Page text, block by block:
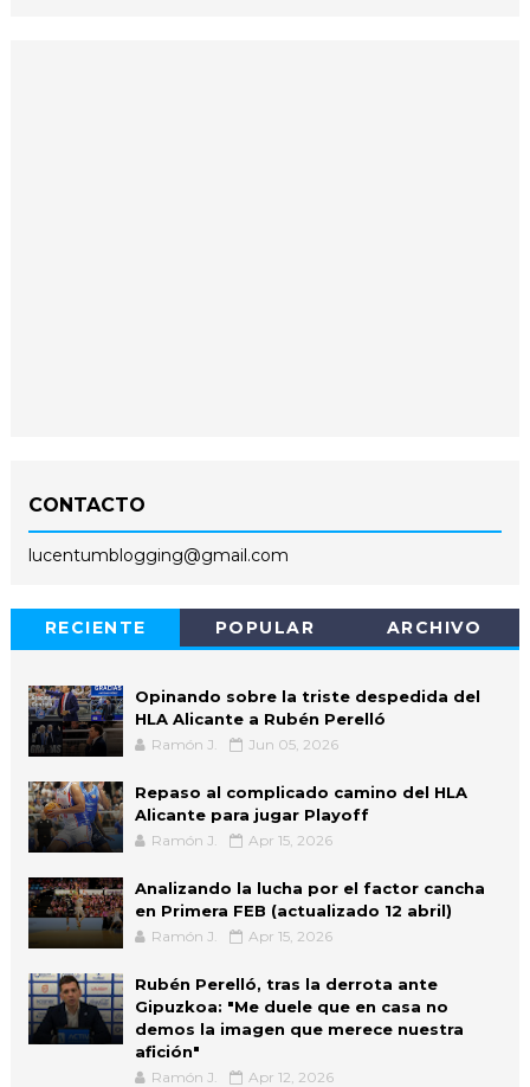
CONTACTO
lucentumblogging@gmail.com
RECIENTE POPULAR ARCHIVO
Opinando sobre la triste despedida del
HLA Alicante a Rubén Perelló
Ramón J. Jun 05, 2026
Repaso al complicado camino del HLA
Alicante para jugar Playoff
Ramón J. Apr 15, 2026
Analizando la lucha por el factor cancha
en Primera FEB (actualizado 12 abril)
Ramón J. Apr 15, 2026
Rubén Perelló, tras la derrota ante
Gipuzkoa: "Me duele que en casa no
demos la imagen que merece nuestra
afición"
Ramón J. Apr 12, 2026